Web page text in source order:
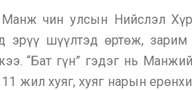
Манж чин улсын Нийслэл
эрүү шүүлтэд өртөж,
“Бат гүн” гэдэг нь
жил хуяг, хуяг нарын